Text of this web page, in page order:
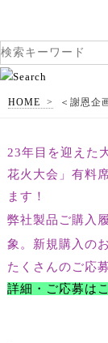
HOME ＜謝恩企
23年目を迎えた
花火大会」有料
ます！
弊社製品ご購入
象。 新規購入の
たくさんのご応
詳細・ご応募は